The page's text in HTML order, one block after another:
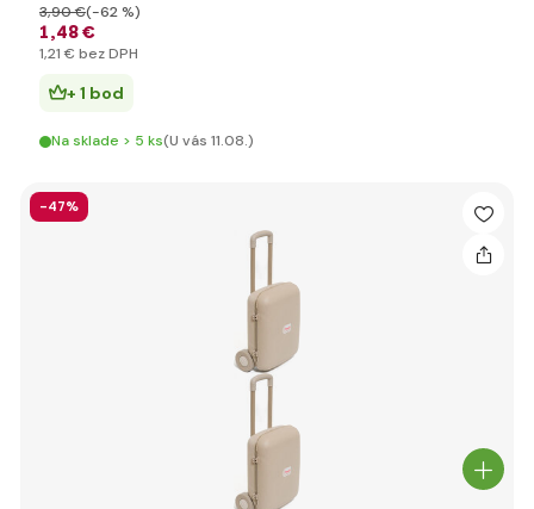
1,48 €
3,90 €(-62 %)
1,21 € bez DPH
+ 1 bod
Na sklade > 5 ks(U vás 11.08.)
-47%